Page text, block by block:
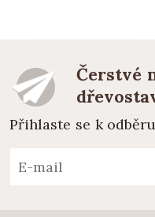
Čerstvé
Přihlaste se k